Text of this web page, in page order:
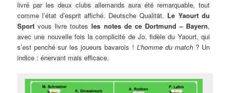
livré par les deux clubs allemands aura été remarquable, tout
comme l’état d’esprit affiché. Deutsche Qualität. Le Yaourt du
Sport vous livre toutesles notes de ce Dortmund – Bayern,
avec une nouvelle fois la complicité de Jo, fidèle du Yaourt, qui
s’est penché sur les joueurs bavarois ! L’homme du match? Un
indice : énervant mais efficace.